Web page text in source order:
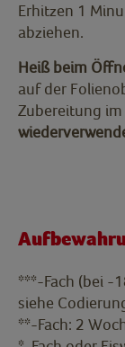
Erhitzen 1
abziehen.
Heiß beim
auf der
Zubereitung
***-Fach (bei -
siehe
**-Fach: 2